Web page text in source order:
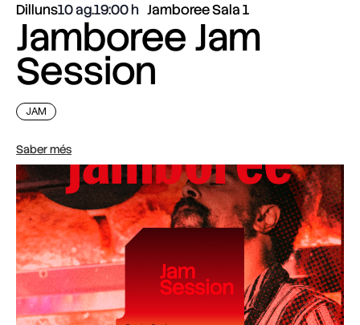
Dilluns10 ag.19:00 Jamboree Sala 1
Jamboree Jam
Session
JAM
Saber més